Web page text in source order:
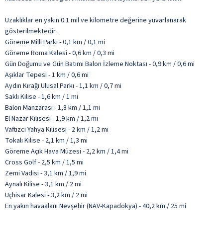
Uzaklıklar en yakın 0.1 mil ve kilometre değerine yuvarlanarak
gösterilmektedir.
Göreme Milli Parkı - 0,1 km / 0,1 mi
Göreme Roma Kalesi - 0,6 km / 0,3 mi
Gün Doğumu ve Gün Batımı Balon İzleme Noktası - 0,9 km / 0,6 mi
Aşıklar Tepesi - 1 km / 0,6 mi
Aydın Kırağı Ulusal Parkı - 1,1 km / 0,7 mi
Saklı Kilise - 1,6 km / 1 mi
Balon Manzarası - 1,8 km / 1,1 mi
El Nazar Kilisesi - 1,9 km / 1,2 mi
Vaftizci Yahya Kilisesi - 2 km / 1,2 mi
Tokalı Kilise - 2,1 km / 1,3 mi
Göreme Açık Hava Müzesi - 2,2 km / 1,4 mi
Cross Golf - 2,5 km / 1,5 mi
Zemi Vadisi - 3,1 km / 1,9 mi
Aynalı Kilise - 3,1 km / 2 mi
Uçhisar Kalesi - 3,2 km / 2 mi
En yakın havaalanı Nevşehir (NAV-Kapadokya) - 40,2 km / 25 mi